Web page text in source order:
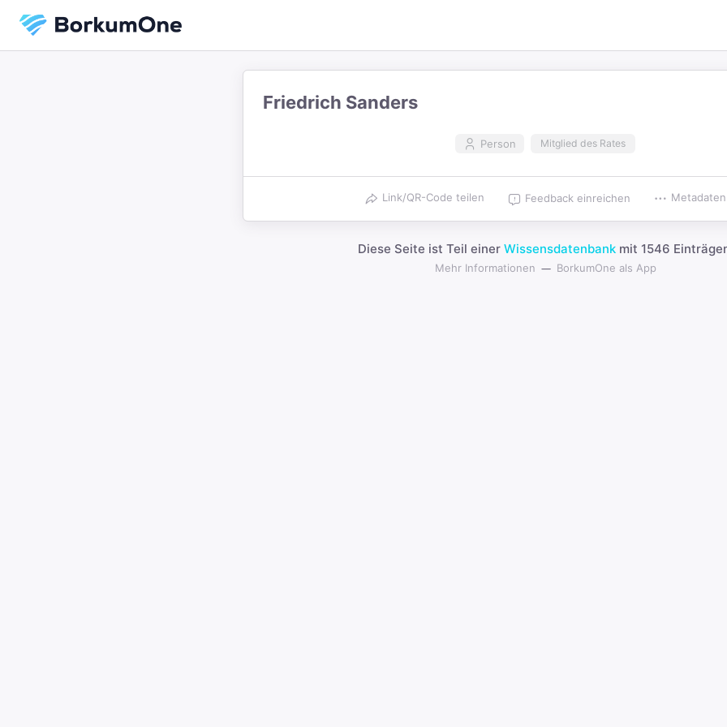
Friedrich Sanders
Person Mitglied des Rates
Link/QR-Code teilen Feedback einreichen Metadaten
Diese Seite ist Teil einer Wissensdatenbankmit 1546
Mehr Informationen BorkumOne als App